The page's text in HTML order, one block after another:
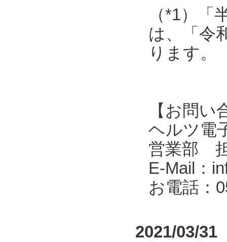
（*1）
は、「令
ります。
【お問い
ヘルツ電
営業部
E-Mail：
お電話：
2021/03/31